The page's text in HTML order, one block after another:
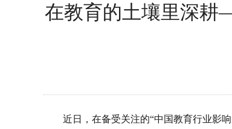
在教育的土壤里深耕
近日，在备受关注的“中国教育行业影